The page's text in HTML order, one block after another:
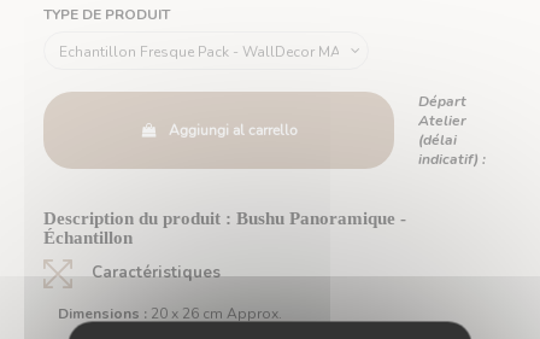
TYPE DE PRODUIT
Aggiungi al carrello
Départ
Atelier
(délai
indicatif) :
Description du produit : Bushu Panoramique -
Échantillon
Caractéristiques
Dimensions : 20 x 26 cm Approx.